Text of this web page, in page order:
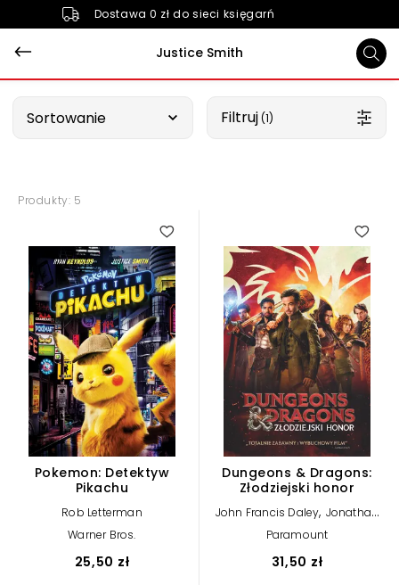
Dostawa 0 zł do sieci księgarń
Justice Smith
Sortowanie Filtruj (1)
Produkty: 5
Pokemon: Detektyw
Pikachu
Rob Letterman
Warner Bros.
25,50 zł
Dungeons & Dragons:
Złodziejski honor
John Francis Daley, Jonathan
Goldstein
Paramount
31,50 zł